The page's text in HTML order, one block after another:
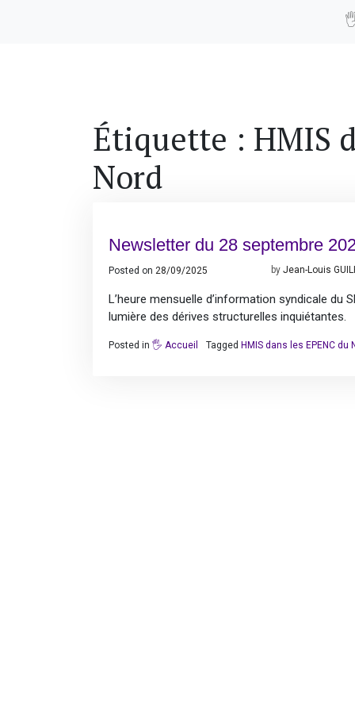
Étiquette : HMIS
Nord
Newsletter du 28 septembre
Posted on 28/09/2025 by Jean-Louis
L’heure mensuelle d’information syndicale du
lumière des dérives structurelles inquiétantes.
Posted in 🖐️ Accueil Tagged HMIS dans les EPENC du